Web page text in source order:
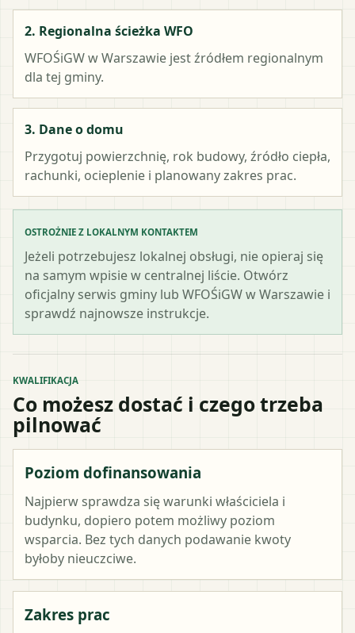
2. Regionalna ścieżka WFO
WFOŚiGW w Warszawie jest źródłem regionalnym
dla tej gminy.
3. Dane o domu
Przygotuj powierzchnię, rok budowy, źródło ciepła,
rachunki, ocieplenie i planowany zakres prac.
OSTROŻNIE Z LOKALNYM KONTAKTEM
Jeżeli potrzebujesz lokalnej obsługi, nie opieraj się
na samym wpisie w centralnej liście. Otwórz
oficjalny serwis gminy lub WFOŚiGW w Warszawie i
sprawdź najnowsze instrukcje.
KWALIFIKACJA
Co możesz dostać i czego trzeba
pilnować
Poziom dofinansowania
Najpierw sprawdza się warunki właściciela i
budynku, dopiero potem możliwy poziom
wsparcia. Bez tych danych podawanie kwoty
byłoby nieuczciwe.
Zakres prac